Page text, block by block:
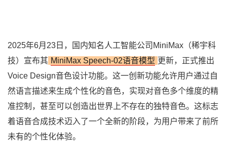
2025年6月23日，国内知名人工智能公司MiniMax（稀宇科
技）宣布其 MiniMax Speech-02语音模型 更新，正式推出
Voice Design音色设计功能。这一创新功能允许用户通过自
然语言描述来生成个性化的音色，实现对音色多个维度的精
准控制，甚至可以创造出世界上不存在的独特音色。这标志
着语音合成技术迈入了一个全新的阶段，为用户带来了前所
未有的个性化体验。